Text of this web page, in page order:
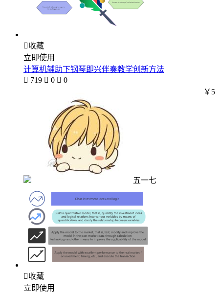
收藏
立即使用
计算机辅助下钢琴即兴伴奏教学创新方法
 719  0  0
五一七
￥5
收藏
立即使用